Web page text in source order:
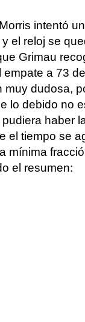
intentó
el reloj se
Grimau
a 73
dudosa,
lo debido no
haber
el tiempo se
mínima
el resumen: